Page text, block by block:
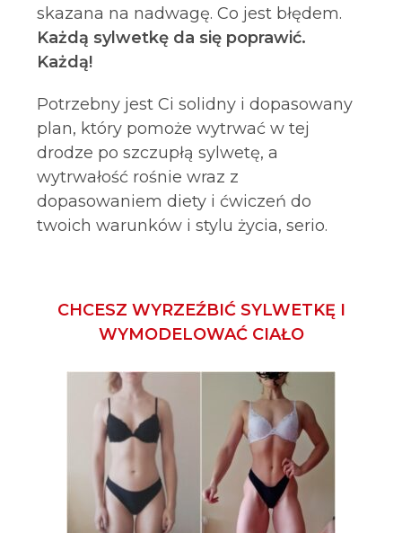
skazana na nadwagę. Co jest błędem.
Każdą sylwetkę da się poprawić.
Każdą!
Potrzebny jest Ci solidny i dopasowany
plan, który pomoże wytrwać w tej
drodze po szczupłą sylwetę, a
wytrwałość rośnie wraz z
dopasowaniem diety i ćwiczeń do
twoich warunków i stylu życia, serio.
CHCESZ WYRZEŹBIĆ SYLWETKĘ I
WYMODELOWAĆ CIAŁO